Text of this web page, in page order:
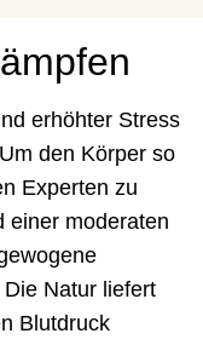
erhöhter Stress
den Körper so
Experten zu
einer moderaten
Natur liefert
Blutdruck